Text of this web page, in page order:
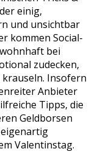
einig,
und unsichtbar
kommen Social-
bei
zudecken,
Insofern
Anbieter
Tipps, die
Geldborsen
Valentinstag.